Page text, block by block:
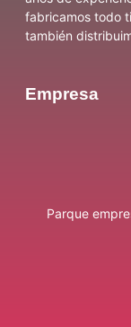
fabricamos todo
también
Empresa
Parque